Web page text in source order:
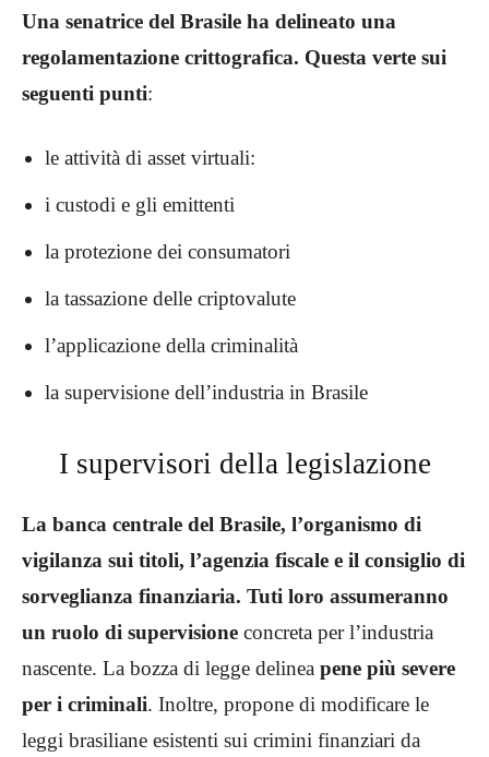
Una senatrice del Brasile ha delineato una
regolamentazione crittografica. Questa verte sui
seguenti punti:
le attività di asset virtuali:
i custodi e gli emittenti
la protezione dei consumatori
la tassazione delle criptovalute
l’applicazione della criminalità
la supervisione dell’industria in Brasile
I supervisori della legislazione
La banca centrale del Brasile, l’organismo di
vigilanza sui titoli, l’agenzia fiscale e il consiglio di
sorveglianza finanziaria. Tuti loro assumeranno
un ruolo di supervisione concreta per l’industria
nascente. La bozza di legge delinea pene più severe
per i criminali. Inoltre, propone di modificare le
leggi brasiliane esistenti sui crimini finanziari da